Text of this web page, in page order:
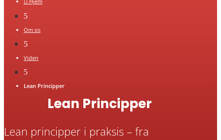
5
Om os
5
Viden
5
Lean Principper
Lean Principper
Lean principper i praksis – fra